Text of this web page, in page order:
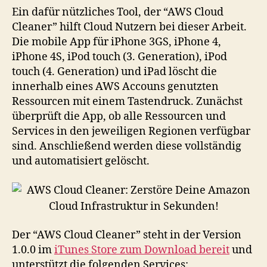
Ein dafür nützliches Tool, der “AWS Cloud
Cleaner” hilft Cloud Nutzern bei dieser Arbeit.
Die mobile App für iPhone 3GS, iPhone 4,
iPhone 4S, iPod touch (3. Generation), iPod
touch (4. Generation) und iPad löscht die
innerhalb eines AWS Accouns genutzten
Ressourcen mit einem Tastendruck. Zunächst
überprüft die App, ob alle Ressourcen und
Services in den jeweiligen Regionen verfügbar
sind. Anschließend werden diese vollständig
und automatisiert gelöscht.
Der “AWS Cloud Cleaner” steht in der Version
1.0.0 imiTunes Store zum Download bereitund